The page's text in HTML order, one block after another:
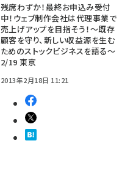
残席わずか！最終お申込み受付
中！ウェブ制作会社は代理事業で
売上げアップを目指そう！～既存
顧客を守り、新しい収益源を生む
ためのストックビジネスを語る～
2/19 東京
2013年2月18日 11:21